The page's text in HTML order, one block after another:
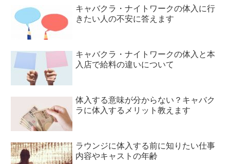
キャバクラ・ナイトワークの体入に行
きたい人の不安に答えます
キャバクラ・ナイトワークの体入と本
入店で給料の違いについて
体入する意味が分からない？キャバク
ラに体入するメリット教えます
ラウンジに体入する前に知りたい仕事
内容やキャストの年齢